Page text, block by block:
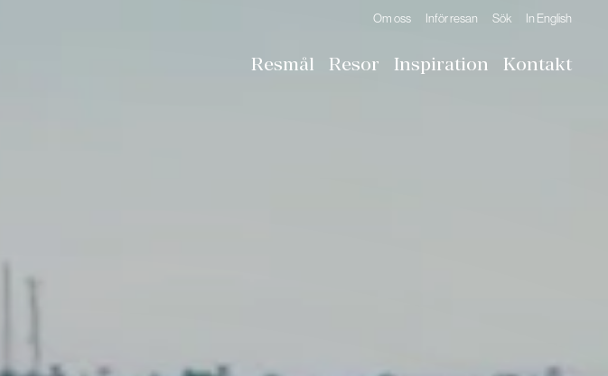
Om oss Inför resan Sök In English
Resmål Resor Inspiration Kontakt